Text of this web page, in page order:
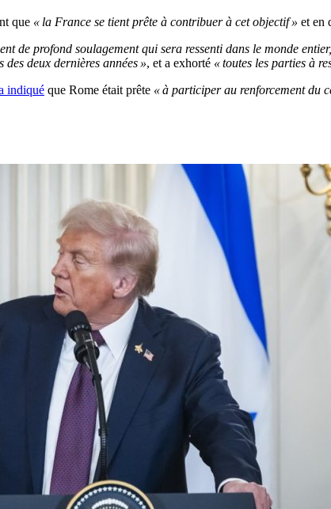
que « la France se tient prête à contribuer à cet objectif » et en
de profond soulagement qui sera ressenti dans le monde
deux dernières années », et a exhorté « toutes les parties à
indiqué que Rome était prête « à participer au renforcement du